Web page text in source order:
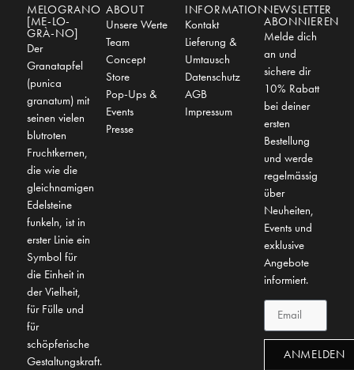
MELOGRANO
[ME-LO-
GRÀ-NO]
Der
Granatapfel
(punica
granatum) mit
seinen vielen
blutroten
Fruchtkernen,
die wie die
gleichnamigen
Edelsteine
funkeln, ist in
erster Linie ein
Symbol für
die Einheit in
der Vielheit,
für Fülle und
für
schöpferische
Gestaltungskraft.
ABOUT
Unsere Werte
Team
Concept
Store
Pop-Ups &
Events
Presse
INFORMATION
Kontakt
Lieferung &
Umtausch
Datenschutz
AGB
Impressum
NEWSLETTER
ABONNIEREN
Melde dich
an und
sichere dir
10% Rabatt
bei deiner
ersten
Bestellung
und werde
regelmässig
über
Neuheiten,
Events und
exklusive
Angebote
informiert.
ANMELDEN